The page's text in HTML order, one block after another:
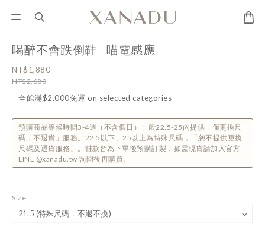
喝醉不會跌倒鞋 - 喵電感應
NT$1,880
NT$2,680
全館滿$2,000免運 on selected categories
預購商品等候時間3-4週（不含假日）一般22.5-25內提供「僅更換尺
碼，不退貨」服務。22.5以下、25以上為特殊尺碼，「恕不提供更換
尺碼及退貨服務」。鞋款皆為下單後預購訂製，如需現貨請加入官方
LINE @xanadu.tw 詢問後再購買。
Size